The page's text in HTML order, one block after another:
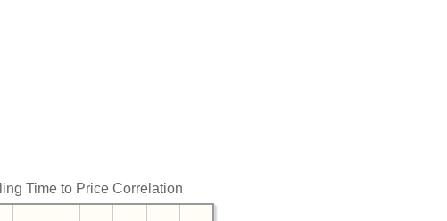
Time to Price Correlation